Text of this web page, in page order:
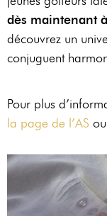
dès maintenant
découvrez un
conjuguent
Pour plus
la page de l’AS